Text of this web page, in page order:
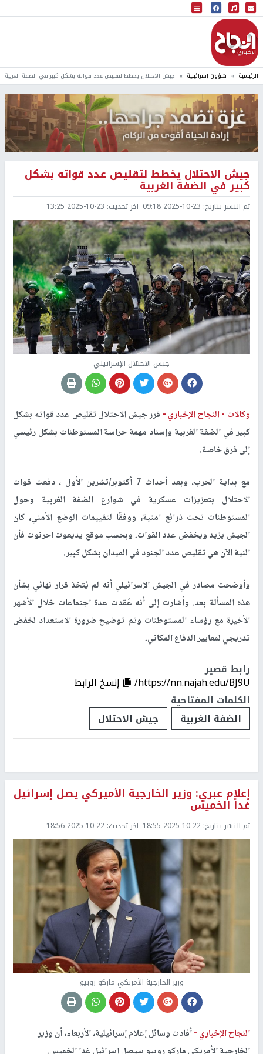
البث المباشر
إذاعة النجاح
الرئيسية شؤون إسرائيلية جيش الاحتلال يخطط لتقليص عدد قواته بشكل كبير في الضفة الغربية
جيش الاحتلال يخطط لتقليص عدد قواته بشكل
كبير في الضفة الغربية
تم النشر بتاريخ: 2025-10-23 09:18 اخر تحديث: 2025-10-23 13:25
جيش الاحتلال الإسرائيلي
وكالات -النجاح الإخباري - قرر جيش الاحتلال تقليص عدد قواته بشكل
كبير في الضفة الغربية وإسناد مهمة حراسة المستوطنات بشكل رئيسي
إلى فرق خاصة.
مع بداية الحرب، وبعد أحداث 7 أكتوبر/تشرين الأول ، دفعت قوات
الاحتلال بتعزيزات عسكرية في شوارع الضفة الغربية وحول
المستوطنات تحت ذرائع امنية، ووفقًا لتقييمات الوضع الأمني، كان
الجيش يزيد ويخفض عدد القوات. وبحسب موقع يديعوت احرنوت فأن
النية الآن هي تقليص عدد الجنود في الميدان بشكل كبير.
وأوضحت مصادر في الجيش الإسرائيلي أنه لم يُتخذ قرار نهائي بشأن
هذه المسألة بعد. وأشارت إلى أنه عُقدت عدة اجتماعات خلال الأشهر
الأخيرة مع رؤساء المستوطنات وتم توضيح ضرورة الاستعداد لخفض
تدريجي لمعايير الدفاع المكاني.
رابط قصير
https://nn.najah.edu/BJ9U/
إنسخ الرابط
الكلمات المفتاحية
الضفة الغربية
جيش الاحتلال
إعلام عبري: وزير الخارجية الأميركي يصل إسرائيل
غداً الخميس
تم النشر بتاريخ: 2025-10-22 18:55 اخر تحديث: 2025-10-22 18:56
وزير الخارجية الأمريكي ماركو روبيو
النجاح الإخباري -أفادت وسائل إعلام إسرائيلية، الأربعاء، أن وزير